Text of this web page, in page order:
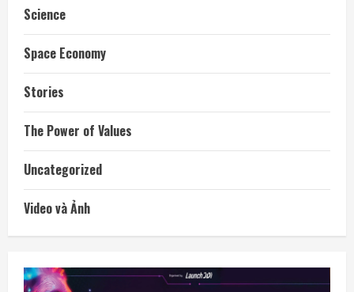
Science
Space Economy
Stories
The Power of Values
Uncategorized
Video và Ảnh